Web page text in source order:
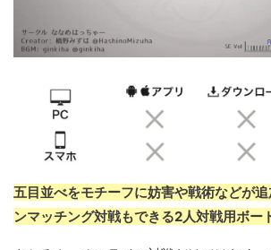
五目並べをモチーフに妨害や戦術などが
ンマッチング対戦もできる2人対戦用ボー